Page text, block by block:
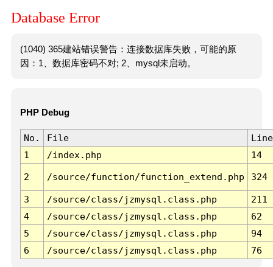
Database Error
(1040) 365建站错误警告：连接数据库失败，可能的原
因：1、数据库密码不对; 2、mysql未启动。
PHP Debug
No. File
Line
1
/index.php 14
2 /source/function/function_extend.php 324
3 /source/class/jzmysql.class.php
211
4
/source/class/jzmysql.class.php
62
5
/source/class/jzmysql.class.php
94
6
/source/class/jzmysql.class.php 76